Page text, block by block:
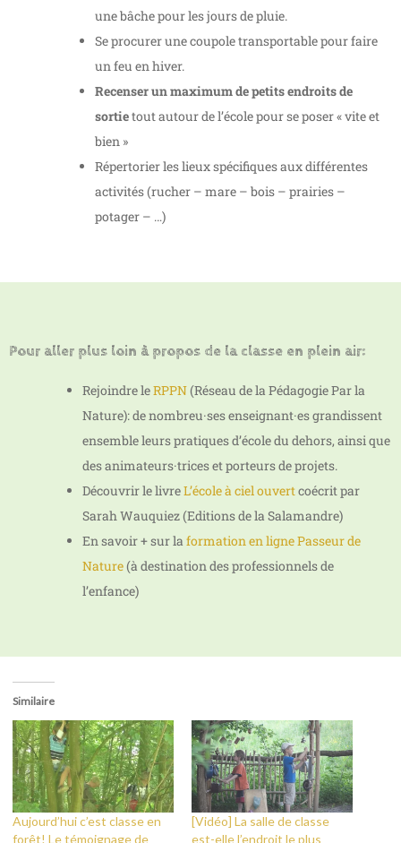
une bâche pour les jours de pluie.
Se procurer une coupole transportable pour faire
un feu en hiver.
Recenser un maximum de petits endroits de
sortietout autour de l’école pour se poser « vite et
bien »
Répertorier les lieux spécifiques aux différentes
activités (rucher – mare – bois – prairies –
potager – …)
Pour aller plus loin à propos de la classe en plein air:
Rejoindre leRPPN(Réseau de la Pédagogie Par la
Nature): de nombreu·ses enseignant·es grandissent
ensemble leurs pratiques d’école du dehors, ainsi que
des animateurs·trices et porteurs de projets.
Découvrir le livreL’école à ciel ouvertcoécrit par
Sarah Wauquiez (Editions de la Salamandre)
En savoir + sur laformation en ligne Passeur de
Nature(à destination des professionnels de
l’enfance)
Similaire
Aujourd’hui c’est classe en
forêt! Le témoignage de
[Vidéo] La salle de classe
est-elle l’endroit le plus